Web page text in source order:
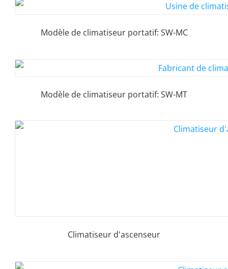
Modèle de climatiseur portatif: SW-MC
Modèle de climatiseur portatif: SW-MT
Climatiseur d'ascenseur